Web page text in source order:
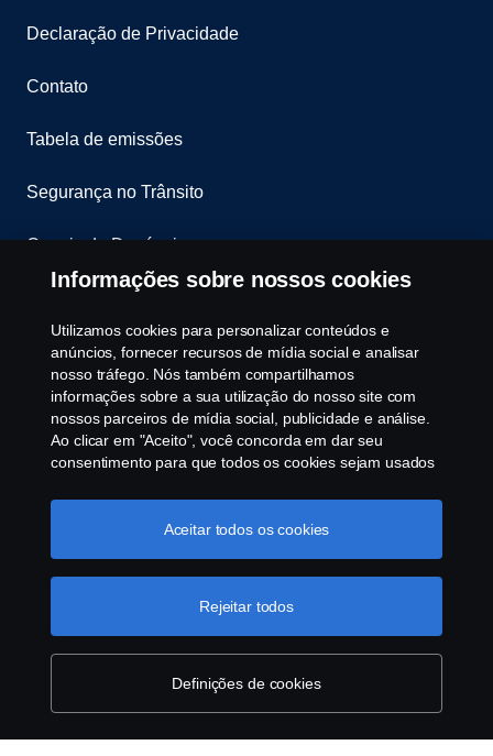
Declaração de Privacidade
Contato
Tabela de emissões
Segurança no Trânsito
Canais de Denúncia
Programa de Rotulagem Veicular
Política de Cookies
Configurações de cookies
Brasil, Av. José Odorizzi, 151 - Vila Euro, São
Bernardo do Campo. SP. Tel: +55 11 4090-2960.
CNPJ 59.104.901/0001-76
Informações sobre nossos cookies
Utilizamos cookies para personalizar conteúdos e
anúncios, fornecer recursos de mídia social e analisar
nosso tráfego. Nós também compartilhamos
informações sobre a sua utilização do nosso site com
nossos parceiros de mídia social, publicidade e análise.
Ao clicar em "Aceito", você concorda em dar seu
consentimento para que todos os cookies sejam usados
gerenciar a utilização dos cookies clicando em
"Configurações de cookies" e selecionando as
ser encontrada clicando no link abaixo deste texto ou em
“declaração de privacidade". Mais informações sobre a
sua privacidade
Definições de cookies
Rejeitar todos
Aceitar todos os cookies